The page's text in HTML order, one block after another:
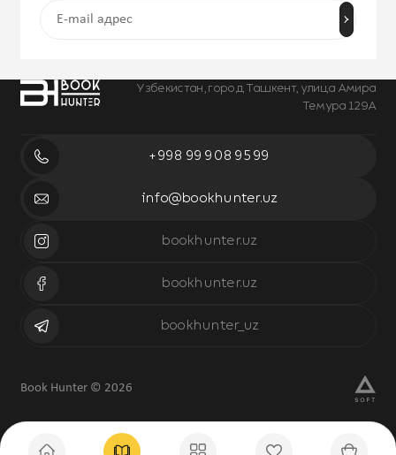
Узбекистан, город Ташкент, улица Амира
Темура 129А
+998 99 908 95 99
info@bookhunter.uz
bookhunter.uz
bookhunter.uz
bookhunter_uz
Book Hunter © 2026